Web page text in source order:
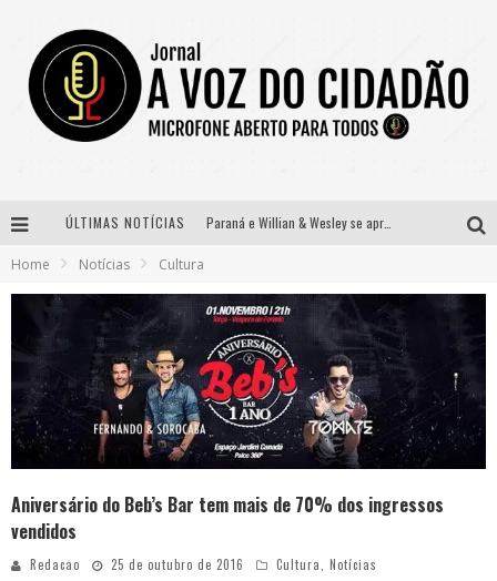
ÚLTIMAS NOTÍCIAS Paraná e Willian & Wesley se apresentam no Carretão Trevo Contagem nesta sexta-feira
Banda Mole de BH anuncia Kayete como madrinha do bloco
Definidas as 12 finalistas do concurso Rainha do Pedro Leopoldo Rodeio Show 2026
Home Notícias Cultura
Aniversário do Beb’s Bar tem mais de 70% dos ingressos
vendidos
Redacao 25 de outubro de 2016 Cultura, Notícias